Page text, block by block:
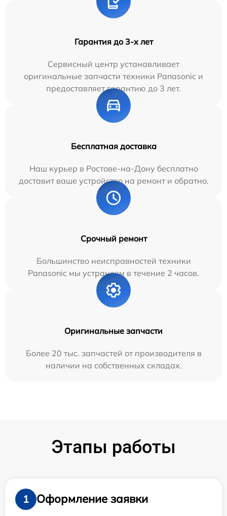
Гарантия до 3-х лет
Сервисный центр устанавливает
оригинальные запчасти техники Panasonic и
предоставляет гарантию до 3 лет.
Бесплатная доставка
Наш курьер в Ростове-на-Дону бесплатно
доставит ваше устройство на ремонт и обратно.
Срочный ремонт
Большинство неисправностей техники
Panasonic мы устраняем в течение 2 часов.
Оригинальные запчасти
Более 20 тыс. запчастей от производителя в
наличии на собственных складах.
Этапы работы
1
Оформление заявки